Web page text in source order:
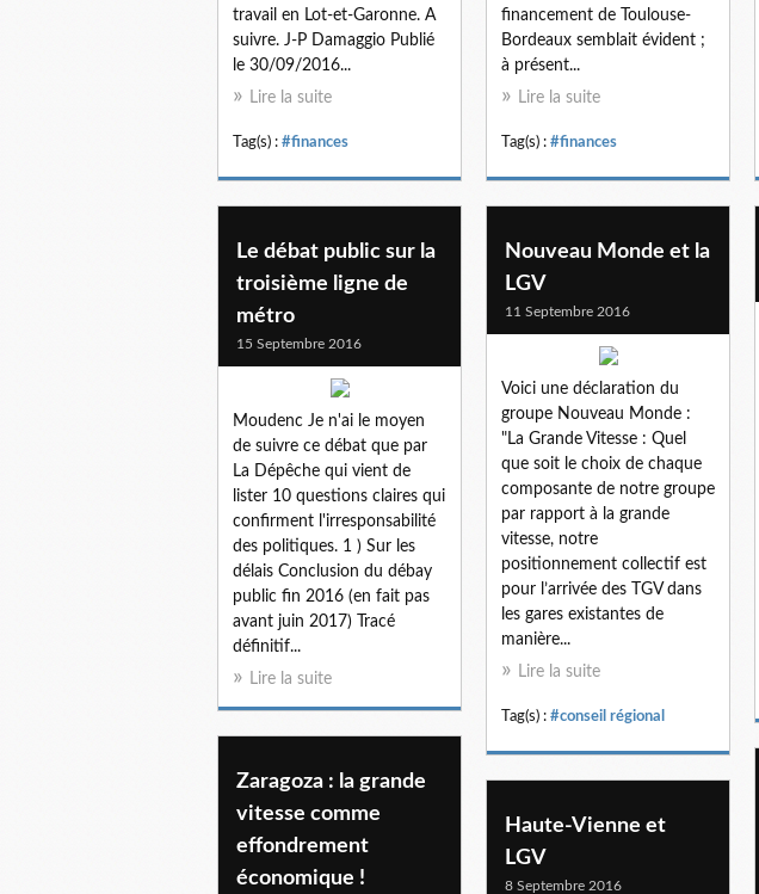
travail en Lot-et-Garonne. A
suivre. J-P Damaggio Publié
le 30/09/2016...
Lire la suite
Tag(s) : #finances
financement de Toulouse-
Bordeaux semblait évident ;
à présent...
Lire la suite
Tag(s) : #finances
Le débat public sur la
troisième ligne de
métro
15 Septembre 2016
Moudenc Je n'ai le moyen
de suivre ce débat que par
La Dépêche qui vient de
lister 10 questions claires qui
confirment l'irresponsabilité
des politiques. 1 ) Sur les
délais Conclusion du débay
public fin 2016 (en fait pas
avant juin 2017) Tracé
définitif...
Lire la suite
Nouveau Monde et la
LGV
11 Septembre 2016
Voici une déclaration du
groupe Nouveau Monde :
"La Grande Vitesse : Quel
que soit le choix de chaque
composante de notre groupe
par rapport à la grande
vitesse, notre
positionnement collectif est
pour l’arrivée des TGV dans
les gares existantes de
manière...
Lire la suite
Tag(s) : #conseil régional
Zaragoza : la grande
vitesse comme
effondrement
économique !
Haute-Vienne et
LGV
8 Septembre 2016